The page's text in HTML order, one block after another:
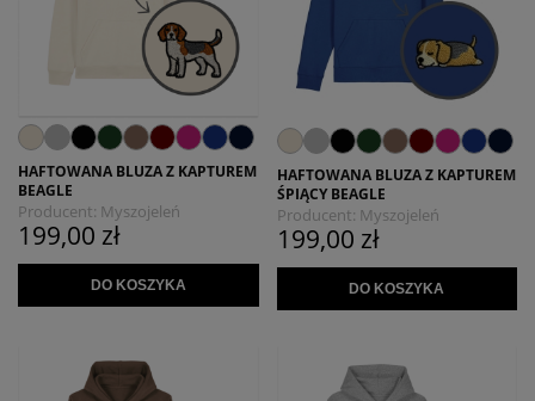
HAFTOWANA BLUZA Z KAPTUREM
BEAGLE
Producent: Myszojeleń
199,00 zł
DO KOSZYKA
HAFTOWANA BLUZA Z KAPTUREM
ŚPIĄCY BEAGLE
Producent: Myszojeleń
199,00 zł
DO KOSZYKA